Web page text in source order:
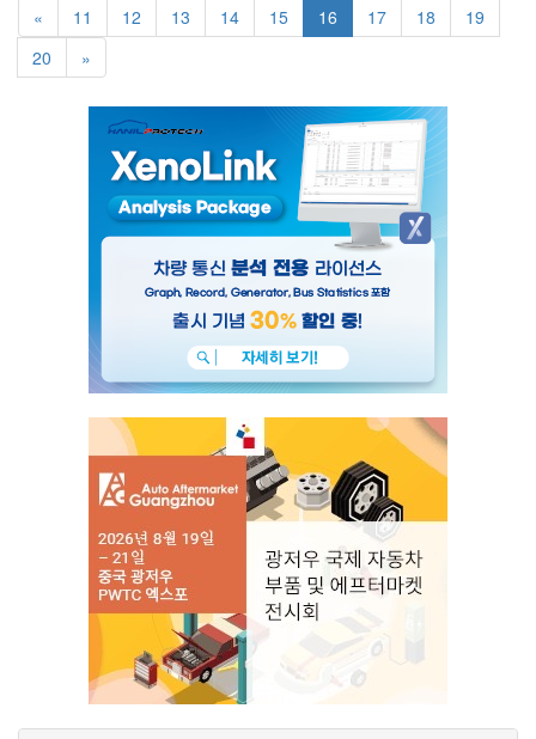
« 11 12 13 14 15 16 17 18
19
20
»